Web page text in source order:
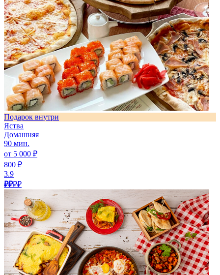
Подарок внутри
Яства
Домашняя
90 мин.
от 5 000 ₽
800 ₽
3.9
₽₽₽₽